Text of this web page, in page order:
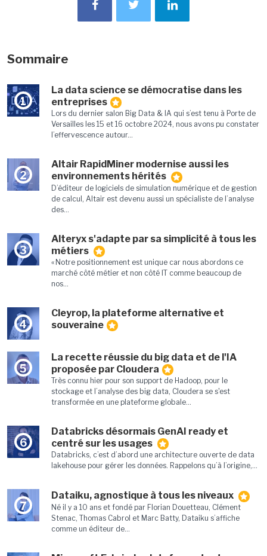
Sommaire
1
La data science se démocratise dans les
entreprises
Lors du dernier salon Big Data & IA qui s’est tenu à Porte de
Versailles les 15 et 16 octobre 2024, nous avons pu constater
l’effervescence autour...
2
Altair RapidMiner modernise aussi les
environnements hérités
D’éditeur de logiciels de simulation numérique et de gestion
de calcul, Altair est devenu aussi un spécialiste de l’analyse
des...
3
Alteryx s'adapte par sa simplicité à tous les
métiers
« Notre positionnement est unique car nous abordons ce
marché côté métier et non côté IT comme beaucoup de
nos...
4
Cleyrop, la plateforme alternative et
souveraine
5
La recette réussie du big data et de l'IA
proposée par Cloudera
Très connu hier pour son support de Hadoop, pour le
stockage et l’analyse des big data, Cloudera se s'est
transformée en une plateforme globale...
6
Databricks désormais GenAI ready et
centré sur les usages
Databricks, c’est d’abord une architecture ouverte de data
lakehouse pour gérer les données. Rappelons qu’à l’origine,...
7
Dataiku, agnostique à tous les niveaux
Né il y a 10 ans et fondé par Florian Douetteau, Clément
Stenac, Thomas Cabrol et Marc Batty, Dataiku s’affiche
comme un éditeur de...